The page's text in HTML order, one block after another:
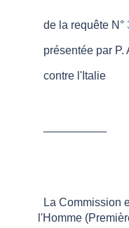
de la requête N°
présentée par P.
contre l'Italie
La Commission
l'Homme